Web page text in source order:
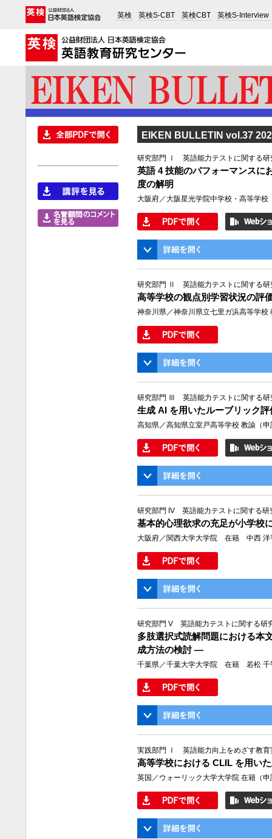
英検 英検S-CBT 英検CBT 英検S-Interview
EIKEN BULLETIN vol.37
研究部門 Ⅰ 英語能力テストに関する研
英語 4 技能のパフォーマンスに
度の解明
大阪府／大阪星光学院中学校・高等学
研究部門 Ⅱ 英語能力テストに関する研
高等学校の観点別学習状況の評
神奈川県／神奈川県立七里ガ浜高等学
研究部門 Ⅲ 英語能力テストに関する研
生成 AI を用いたルーブリック
高知県／高知県立室戸高等学校 教諭（
研究部門 IV 英語能力テストに関する研
基本的心理欲求の充足が小学校
大阪府／関西大学大学院 在籍 中西 洋
研究部門 V 英語能力テストに関する研
多肢選択式読解問題における本
成方法の検討 ―
千葉県／千葉大学大学院 在籍 若松 千
実践部門 Ⅰ 英語能力向上をめざす教育
高等学校における CLIL を用い
英国／ウォーリック大学大学院 在籍（